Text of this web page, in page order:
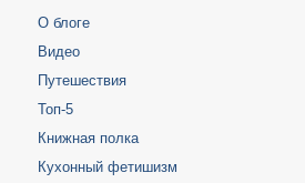
О блоге
Видео
Путешествия
Топ-5
Книжная полка
Кухонный фетишизм